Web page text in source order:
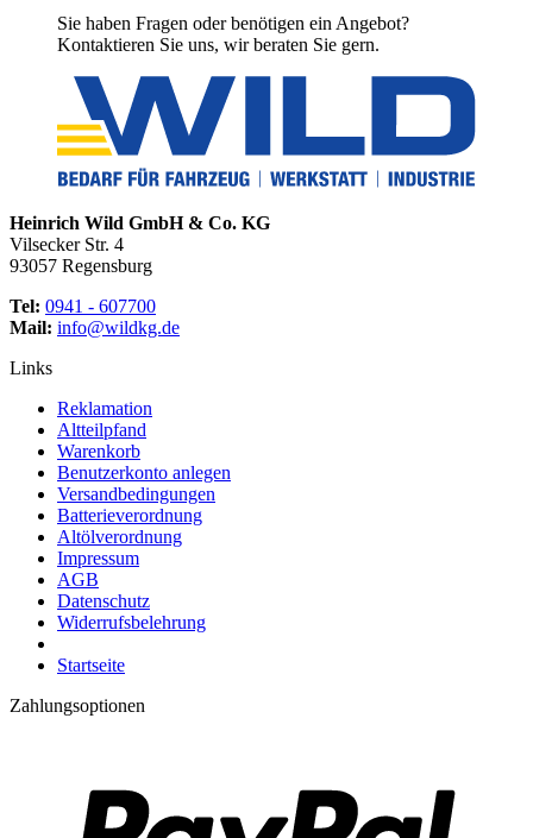
Sie haben Fragen oder benötigen ein Angebot?
Kontaktieren Sie uns, wir beraten Sie gern.
Heinrich Wild GmbH & Co. KG
Vilsecker Str. 4
93057 Regensburg
Tel: 0941 - 607700
Mail: info@wildkg.de
Links
Reklamation
Altteilpfand
Warenkorb
Benutzerkonto anlegen
Versandbedingungen
Batterieverordnung
Altölverordnung
Impressum
AGB
Datenschutz
Widerrufsbelehrung
Startseite
Zahlungsoptionen